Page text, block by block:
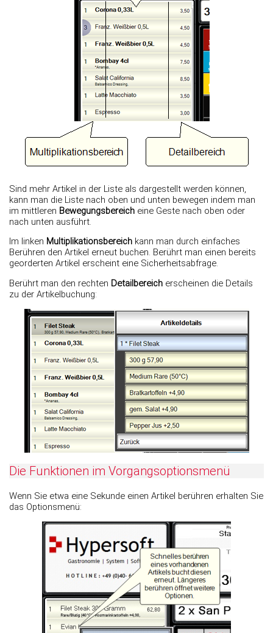
Sind mehr Artikel in der Liste als dargestellt werden können,
kann man die Liste nach oben und unten bewegen indem man
im mittleren Bewegungsbereicheine Geste nach oben oder
nach unten ausführt.
Im linken Multiplikationsbereichkann man durch einfaches
Berühren den Artikel erneut buchen. Berührt man einen bereits
georderten Artikel erscheint eine Sicherheitsabfrage.
Berührt man den rechten Detailbereicherscheinen die Details
zu der Artikelbuchung:
Die Funktionen im Vorgangsoptionsmenü
Wenn Sie etwa eine Sekunde einen Artikel berühren erhalten Sie
das Optionsmenü: